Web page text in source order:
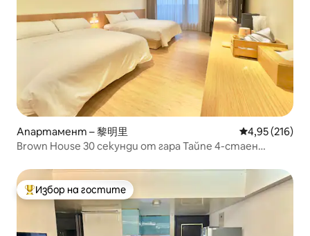
Апартамент – 黎明里 Средна
4,95 (216)
Brown House 30 секунди от гара Тайпе 4-стаен
Най-популярен избор на гостите
Избор на гостите